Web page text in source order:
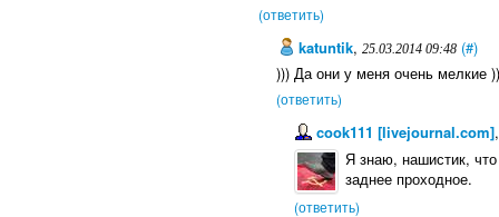
(ответить)
katuntik,25.03.2014 09:48 (#)
))) Да они у меня очень мелкие
(ответить)
cook111 [livejournal.com]
Я знаю, нашистик,
заднее проходное.
(ответить)